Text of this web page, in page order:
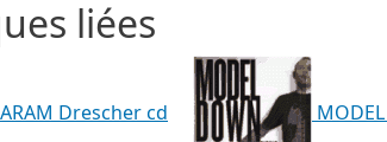
liées
Drescher cd